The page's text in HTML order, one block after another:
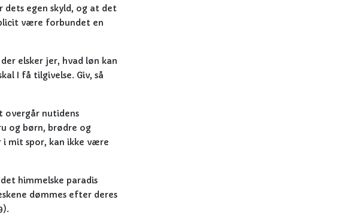
egen skyld, og at det
være forbundet en
elsker jer, hvad løn kan
I få tilgivelse. Giv, så
overgår nutidens
og børn, brødre og
i mit spor, kan ikke være
himmelske paradis
dømmes efter deres